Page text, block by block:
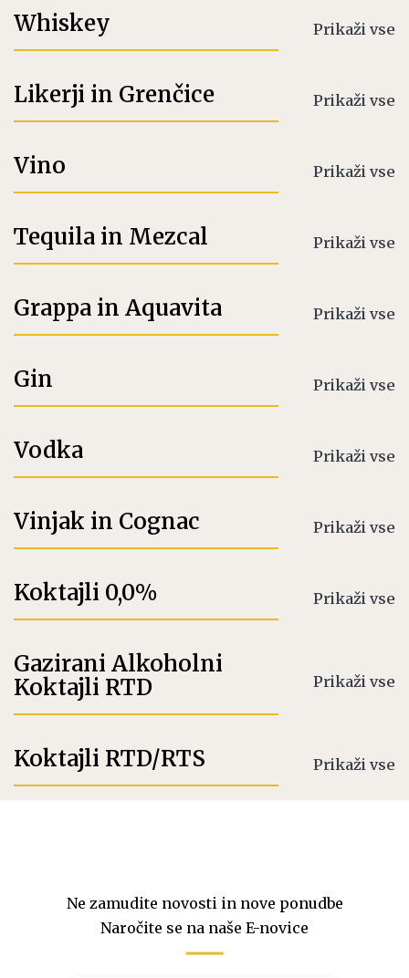
Whiskey Prikaži vse
Likerji in Grenčice Prikaži vse
Vino Prikaži vse
Tequila in Mezcal Prikaži vse
Grappa in Aquavita Prikaži vse
Gin Prikaži vse
Vodka Prikaži vse
Vinjak in Cognac Prikaži vse
Koktajli 0,0% Prikaži vse
Gazirani Alkoholni
Koktajli RTD
Prikaži vse
Koktajli RTD/RTS Prikaži vse
Ne zamudite novosti in nove ponudbe
Naročite se na naše E-novice